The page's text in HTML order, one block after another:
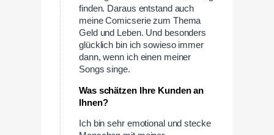
finden. Daraus entstand auch
meine Comicserie zum Thema
Geld und Leben. Und besonders
glücklich bin ich sowieso immer
dann, wenn ich einen meiner
Songs singe.
Was schätzen Ihre Kunden an
Ihnen?
Ich bin sehr emotional und stecke